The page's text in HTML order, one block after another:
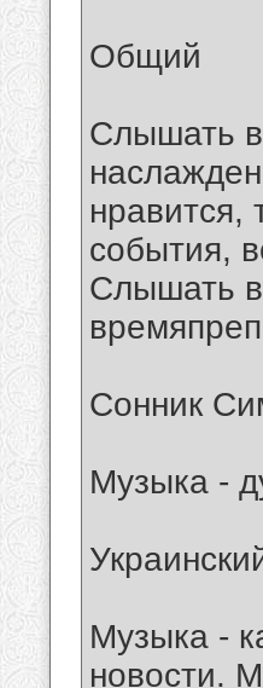
Общий
Слышать
нравится,
события,
Слышать
Сонник
Музыка -
Музыка -
новости.